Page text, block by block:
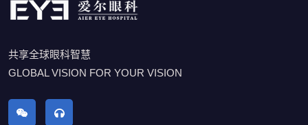
共享全球眼科智慧
GLOBAL VISION FOR YOUR VISION